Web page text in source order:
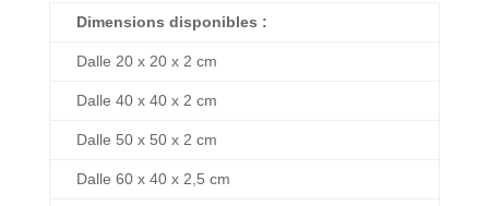
Dimensions disponibles :
Dalle 20 x 20 x 2 cm
Dalle 40 x 40 x 2 cm
Dalle 50 x 50 x 2 cm
Dalle 60 x 40 x 2,5 cm